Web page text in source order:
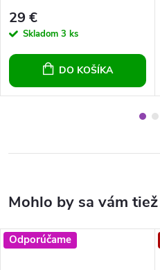
29 €
Skladom 3 ks
DO KOŠÍKA
Odporúčame